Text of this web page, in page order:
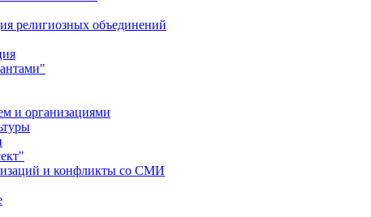
религиозных объединений
и организациями
и конфликты со СМИ